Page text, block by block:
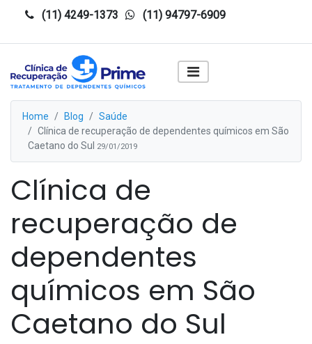
(11) 4249-1373 (11) 94797-6909
Home Blog
Saúde
Clínica de recuperação de dependentes químicos em São
Caetano do Sul 29/01/2019
Clínica de
recuperação de
dependentes
químicos em São
Caetano do Sul